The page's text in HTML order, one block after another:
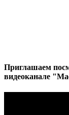
Приглашаем
видеоканале